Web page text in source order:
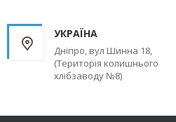
УКРАЇНА
Дніпро, вул Шинна 18,
(Територія колишнього
хлібзаводу №8)